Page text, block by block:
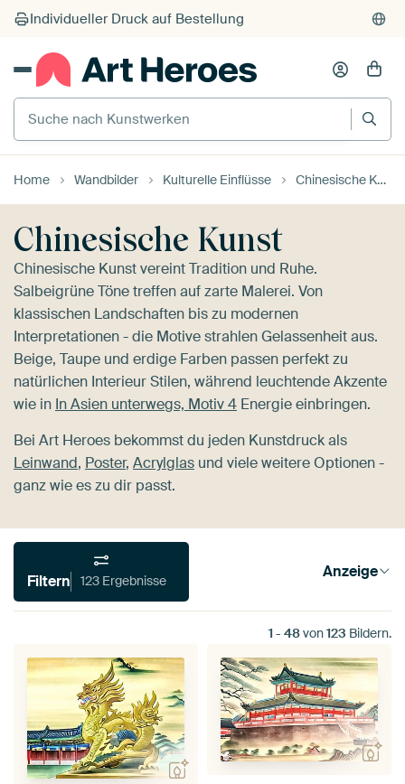
Suche nach Kunstwerken
Home Wandbilder Kulturelle Einflüsse Chinesische Kunst
Chinesische Kunst
Chinesische Kunst vereint Tradition und Ruhe.
Salbeigrüne Töne treffen auf zarte Malerei. Von
klassischen Landschaften bis zu modernen
Interpretationen - die Motive strahlen Gelassenheit aus.
Beige, Taupe und erdige Farben passen perfekt zu
natürlichen Interieur Stilen, während leuchtende Akzente
wie in In Asien unterwegs, Motiv 4 Energie einbringen.
Bei Art Heroes bekommst du jeden Kunstdruck als
Leinwand, Poster, Acrylglas und viele weitere Optionen -
ganz wie es zu dir passt.
Filtern 123 Ergebnisse Anzeige
1 - 48von123 Bildern.